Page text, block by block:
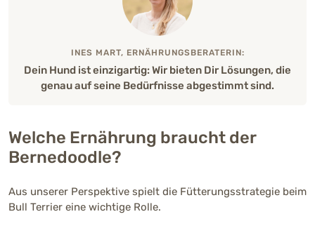
INES MART, ERNÄHRUNGSBERATERIN:
Dein Hund ist einzigartig: Wir bieten Dir Lösungen, die
genau auf seine Bedürfnisse abgestimmt sind.
Welche Ernährung braucht der
Bernedoodle?
Aus unserer Perspektive spielt die Fütterungsstrategie beim
Bull Terrier eine wichtige Rolle.